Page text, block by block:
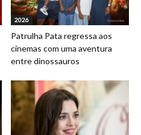
2026
Patrulha Pata regressa aos
cinemas com uma aventura
entre dinossauros